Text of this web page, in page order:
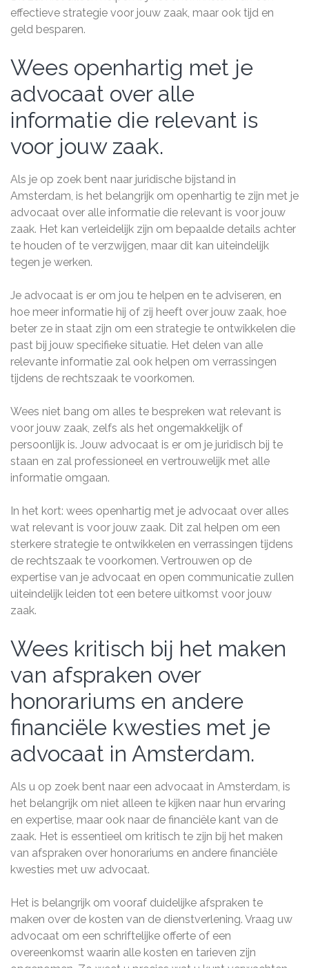
effectieve strategie voor jouw zaak, maar ook tijd en
geld besparen.
Wees openhartig met je
advocaat over alle
informatie die relevant is
voor jouw zaak.
Als je op zoek bent naar juridische bijstand in
Amsterdam, is het belangrijk om openhartig te zijn met je
advocaat over alle informatie die relevant is voor jouw
zaak. Het kan verleidelijk zijn om bepaalde details achter
te houden of te verzwijgen, maar dit kan uiteindelijk
tegen je werken.
Je advocaat is er om jou te helpen en te adviseren, en
hoe meer informatie hij of zij heeft over jouw zaak, hoe
beter ze in staat zijn om een strategie te ontwikkelen die
past bij jouw specifieke situatie. Het delen van alle
relevante informatie zal ook helpen om verrassingen
tijdens de rechtszaak te voorkomen.
Wees niet bang om alles te bespreken wat relevant is
voor jouw zaak, zelfs als het ongemakkelijk of
persoonlijk is. Jouw advocaat is er om je juridisch bij te
staan en zal professioneel en vertrouwelijk met alle
informatie omgaan.
In het kort: wees openhartig met je advocaat over alles
wat relevant is voor jouw zaak. Dit zal helpen om een
sterkere strategie te ontwikkelen en verrassingen tijdens
de rechtszaak te voorkomen. Vertrouwen op de
expertise van je advocaat en open communicatie zullen
uiteindelijk leiden tot een betere uitkomst voor jouw
zaak.
Wees kritisch bij het maken
van afspraken over
honorariums en andere
financiële kwesties met je
advocaat in Amsterdam.
Als u op zoek bent naar een advocaat in Amsterdam, is
het belangrijk om niet alleen te kijken naar hun ervaring
en expertise, maar ook naar de financiële kant van de
zaak. Het is essentieel om kritisch te zijn bij het maken
van afspraken over honorariums en andere financiële
kwesties met uw advocaat.
Het is belangrijk om vooraf duidelijke afspraken te
maken over de kosten van de dienstverlening. Vraag uw
advocaat om een schriftelijke offerte of een
overeenkomst waarin alle kosten en tarieven zijn